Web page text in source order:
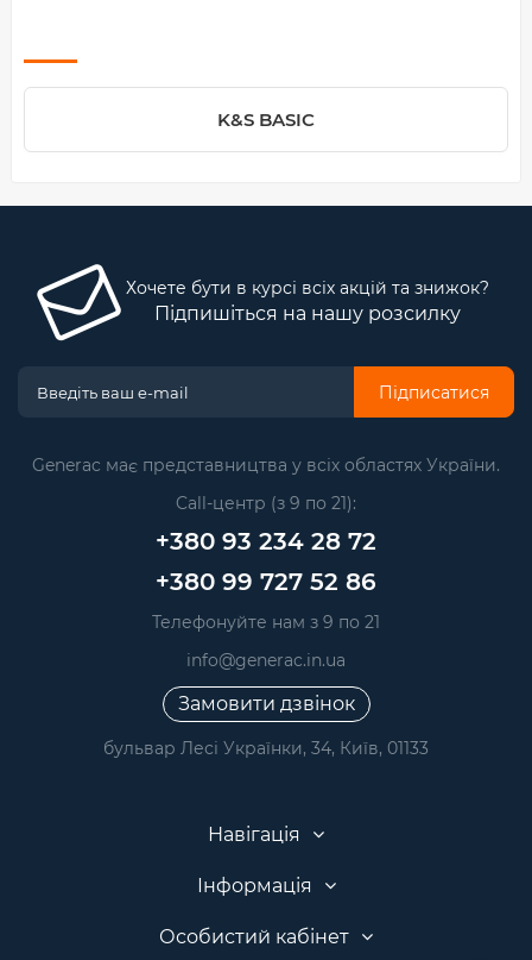
‎K&S BASIC
Хочете бути в курсі всіх акцій та знижок?
Підпишіться на нашу розсилку
Підписатися
Generac має представництва у всіх областях України.
Call-центр (з 9 по 21):
+380 93 234 28 72
+380 99 727 52 86
Телефонуйте нам з 9 по 21
info@generac.in.ua
Замовити дзвінок
бульвар Лесі Українки, 34, Київ, 01133
Навігація
Інформація
Особистий кабінет